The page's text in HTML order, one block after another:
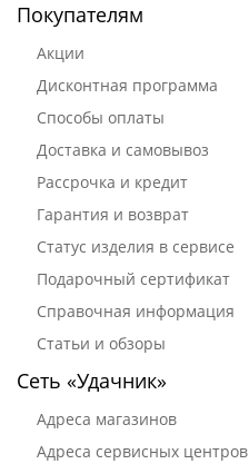
Покупателям
Акции
Дисконтная программа
Способы оплаты
Доставка и самовывоз
Рассрочка и кредит
Гарантия и возврат
Статус изделия в сервисе
Подарочный сертификат
Справочная информация
Статьи и обзоры
Сеть «Удачник»
Адреса магазинов
Адреса сервисных центров